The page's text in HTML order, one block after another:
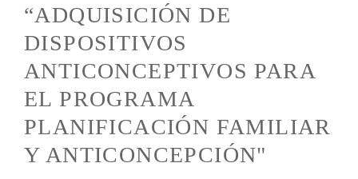
“ADQUISICIÓN DE
DISPOSITIVOS
ANTICONCEPTIVOS PARA
EL PROGRAMA
PLANIFICACIÓN FAMILIAR
Y ANTICONCEPCIÓN"